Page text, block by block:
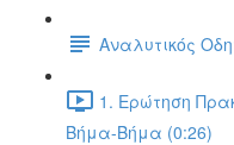
Αναλυτικός
1. Ερώτηση
Βήμα-Βήμα (0:26)